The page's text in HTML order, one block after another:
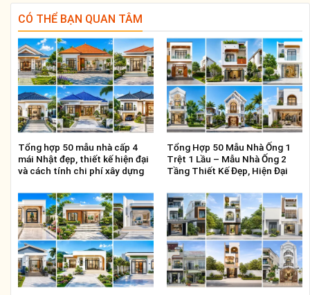
CÓ THỂ BẠN QUAN TÂM
Tổng hợp 50 mẫu nhà cấp 4
mái Nhật đẹp, thiết kế hiện đại
và cách tính chi phí xây dựng
Tổng Hợp 50 Mẫu Nhà Ống 1
Trệt 1 Lầu – Mẫu Nhà Ống 2
Tầng Thiết Kế Đẹp, Hiện Đại